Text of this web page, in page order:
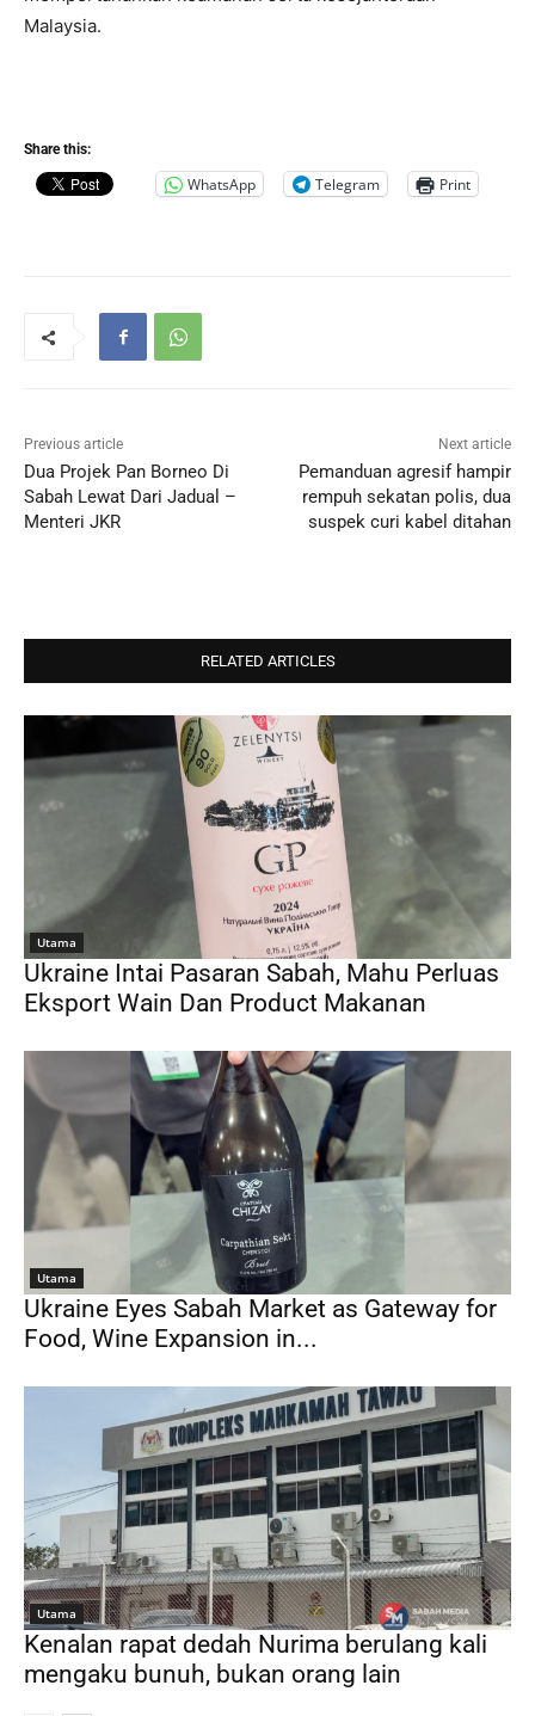
Malaysia.
Share this:
WhatsApp Telegram Print
Previous article
Dua Projek Pan Borneo Di
Sabah Lewat Dari Jadual –
Menteri JKR
Next article
Pemanduan agresif hampir
rempuh sekatan polis, dua
suspek curi kabel ditahan
RELATED ARTICLES
Utama
Ukraine Intai Pasaran Sabah, Mahu Perluas
Eksport Wain Dan Product Makanan
Utama
Ukraine Eyes Sabah Market as Gateway for
Food, Wine Expansion in...
Utama
Kenalan rapat dedah Nurima berulang kali
mengaku bunuh, bukan orang lain